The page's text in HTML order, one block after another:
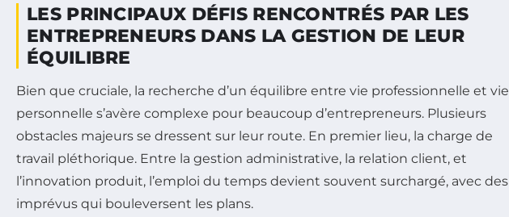
LES PRINCIPAUX DÉFIS RENCONTRÉS PAR LES
ENTREPRENEURS DANS LA GESTION DE LEUR
ÉQUILIBRE
Bien que cruciale, la recherche d’un équilibre entre vie professionnelle et vie
personnelle s’avère complexe pour beaucoup d’entrepreneurs. Plusieurs
obstacles majeurs se dressent sur leur route. En premier lieu, la charge de
travail pléthorique. Entre la gestion administrative, la relation client, et
l’innovation produit, l’emploi du temps devient souvent surchargé, avec des
imprévus qui bouleversent les plans.